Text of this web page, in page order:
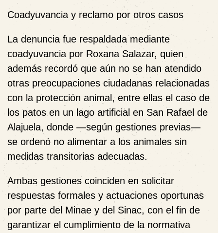
Coadyuvancia y reclamo por otros casos
La denuncia fue respaldada mediante
coadyuvancia por Roxana Salazar, quien
además recordó que aún no se han atendido
otras preocupaciones ciudadanas relacionadas
con la protección animal, entre ellas el caso de
los patos en un lago artificial en San Rafael de
Alajuela, donde —según gestiones previas—
se ordenó no alimentar a los animales sin
medidas transitorias adecuadas.
Ambas gestiones coinciden en solicitar
respuestas formales y actuaciones oportunas
por parte del Minae y del Sinac, con el fin de
garantizar el cumplimiento de la normativa